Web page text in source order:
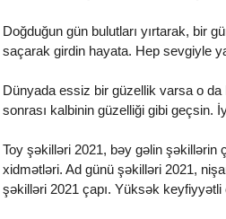
Doğduğun gün bulutları yırtarak, bir
saçarak girdin hayata. Hep sevgiyle
Dünyada essiz bir güzellik varsa o
sonrası kalbinin güzelliği gibi geçsin.
Toy şəkilləri 2021, bəy gəlin şəkillərin
xidmətləri. Ad günü şəkilləri 2021,
şəkilləri 2021 çapı. Yüksək keyfiyyətli